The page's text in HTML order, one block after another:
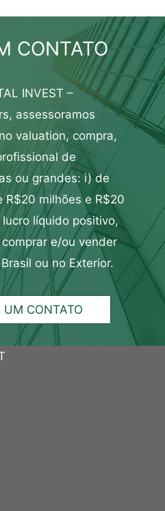
CONTATO
INVEST –
assessoramos
no valuation,compra,
de
ou grandes: i) de
R$20 milhões e R$20
líquido positivo,
comprare/ou vender
ou no Exterior.
UM CONTATO